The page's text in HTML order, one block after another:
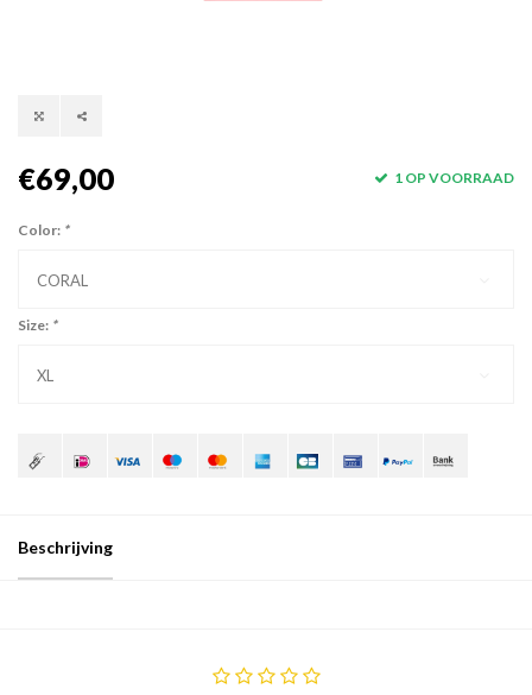
€69,00 1 OP VOORRAAD
Color: *
CORAL
Size: *
XL
Beschrijving